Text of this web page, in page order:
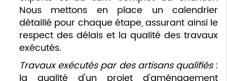
Nous mettons en place un calendrier
détaillé pour chaque étape, assurant ainsi le
respect des délais et la qualité des travaux
exécutés.
Travaux exécutés par des artisans qualifiés:
la qualité d'un projet d'aménagement